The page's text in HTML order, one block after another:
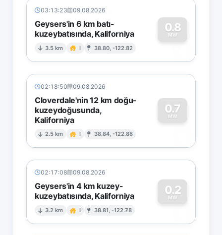
03:13:23 09.08.2026
Geysers'in 6 km batı-
kuzeybatısında, Kaliforniya
3.5 km I 38.80, -122.82
0.8
MW
0
02:18:50 09.08.2026
Cloverdale'nin 12 km doğu-
kuzeydoğusunda,
Kaliforniya
2.5 km I 38.84, -122.88
0.7
MW
0
02:17:08 09.08.2026
Geysers'in 4 km kuzey-
kuzeybatısında, Kaliforniya
3.2 km I 38.81, -122.78
0.2
MW
0